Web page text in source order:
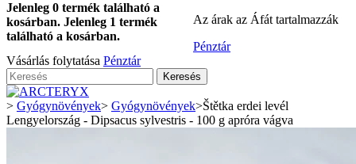
Az árak az Áfát tartalmazzák
Pénztár
Jelenleg 0 termék található a
kosárban. Jelenleg 1 termék
található a kosárban.
Vásárlás folytatása Pénztár
Keresés
> Gyógynövények> Gyógynövények>Štětka erdei levél
Lengyelország - Dipsacus sylvestris - 100 g apróra vágva